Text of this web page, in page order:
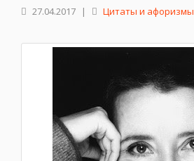
27.04.2017 | Цитаты и афоризмы